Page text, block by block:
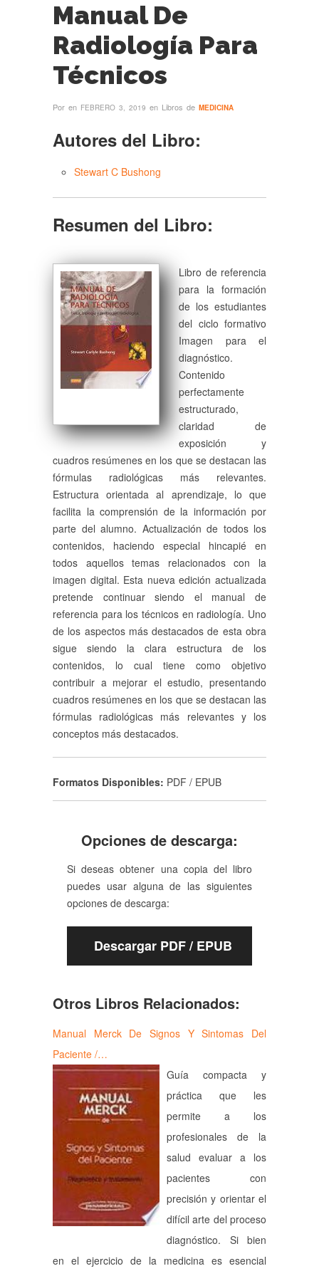
Manual De
Radiología Para
Técnicos
Por en FEBRERO 3, 2019 en Libros de MEDICINA
Autores del Libro:
Stewart C Bushong
Resumen del Libro:
Libro de referencia
para la formación
de los estudiantes
del ciclo formativo
Imagen para el
diagnóstico.
Contenido
perfectamente
estructurado,
claridad de
exposición y
cuadros resúmenes en los que se destacan las
fórmulas radiológicas más relevantes.
Estructura orientada al aprendizaje, lo que
facilita la comprensión de la información por
parte del alumno. Actualización de todos los
contenidos, haciendo especial hincapié en
todos aquellos temas relacionados con la
imagen digital. Esta nueva edición actualizada
pretende continuar siendo el manual de
referencia para los técnicos en radiología. Uno
de los aspectos más destacados de esta obra
sigue siendo la clara estructura de los
contenidos, lo cual tiene como objetivo
contribuir a mejorar el estudio, presentando
cuadros resúmenes en los que se destacan las
fórmulas radiológicas más relevantes y los
conceptos más destacados.
Formatos Disponibles: PDF / EPUB
Opciones de descarga:
Si deseas obtener una copia del libro
puedes usar alguna de las siguientes
opciones de descarga:
Descargar PDF / EPUB
Otros Libros Relacionados:
Manual Merck De Signos Y Sintomas Del
Paciente /…
Guía compacta y
práctica que les
permite a los
profesionales de la
salud evaluar a los
pacientes con
precisión y orientar el
difícil arte del proceso
diagnóstico. Si bien
en el ejercicio de la medicina es esencial